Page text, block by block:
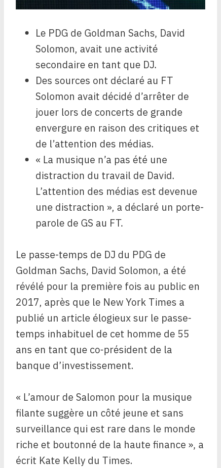
Le PDG de Goldman Sachs, David
Solomon, avait une activité
secondaire en tant que DJ.
Des sources ont déclaré au FT
Solomon avait décidé d’arrêter de
jouer lors de concerts de grande
envergure en raison des critiques et
de l’attention des médias.
« La musique n’a pas été une
distraction du travail de David.
L’attention des médias est devenue
une distraction », a déclaré un porte-
parole de GS au FT.
Le passe-temps de DJ du PDG de
Goldman Sachs, David Solomon, a été
révélé pour la première fois au public en
2017, après que le New York Times a
publié un article élogieux sur le passe-
temps inhabituel de cet homme de 55
ans en tant que co-président de la
banque d’investissement.
« L’amour de Salomon pour la musique
filante suggère un côté jeune et sans
surveillance qui est rare dans le monde
riche et boutonné de la haute finance », a
écrit Kate Kelly du Times.